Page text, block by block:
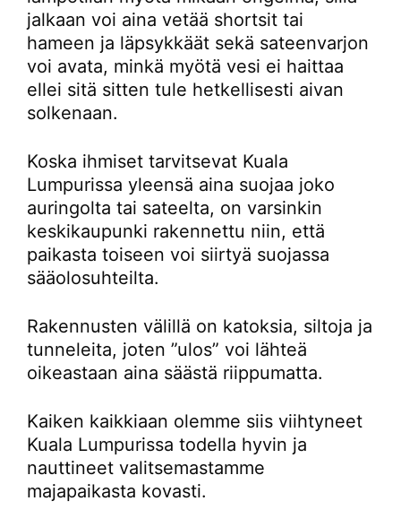
jalkaan voi aina vetää shortsit tai
hameen ja läpsykkäät sekä sateenvarjon
voi avata, minkä myötä vesi ei haittaa
ellei sitä sitten tule hetkellisesti aivan
solkenaan.
Koska ihmiset tarvitsevat Kuala
Lumpurissa yleensä aina suojaa joko
auringolta tai sateelta, on varsinkin
keskikaupunki rakennettu niin, että
paikasta toiseen voi siirtyä suojassa
sääolosuhteilta.
Rakennusten välillä on katoksia, siltoja ja
tunneleita, joten ”ulos” voi lähteä
oikeastaan aina säästä riippumatta.
Kaiken kaikkiaan olemme siis viihtyneet
Kuala Lumpurissa todella hyvin ja
nauttineet valitsemastamme
majapaikasta kovasti.